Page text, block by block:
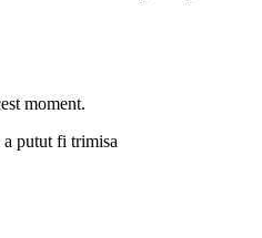
moment.
a putut fi trimisa